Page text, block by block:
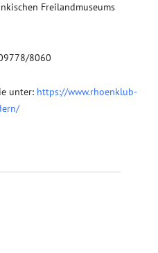
Freilandmuseums
8060
unter: https://www.rhoenklub-